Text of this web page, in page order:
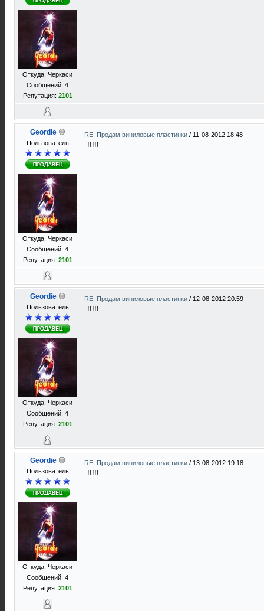
Откуда: Черкаси
Сообщений: 4
Репутация: 2101
Geordie
Пользователь
Откуда: Черкаси
Сообщений: 4
Репутация: 2101
RE: Продам виниловые пластинки / 11-08-2012 18:48
!!!!!
Geordie
Пользователь
Откуда: Черкаси
Сообщений: 4
Репутация: 2101
RE: Продам виниловые пластинки / 12-08-2012 20:59
!!!!!
Geordie
Пользователь
Откуда: Черкаси
Сообщений: 4
Репутация: 2101
RE: Продам виниловые пластинки / 13-08-2012 19:18
!!!!!